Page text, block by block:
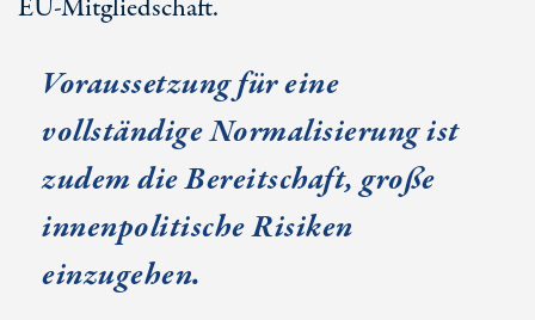
EU-Mitgliedschaft.
Voraussetzung für eine
vollständige Normalisierung ist
zudem die Bereitschaft, große
innenpolitische Risiken
einzugehen.